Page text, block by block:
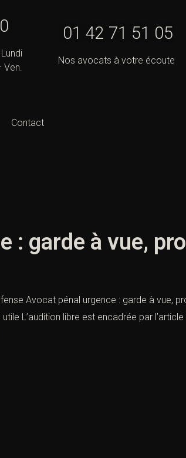
Ven.
01 42 71 51 05
Nos avocats à votre écoute
Contact
: garde à vue,
Avocat pénal urgence : garde à vue,
L’audition libre est encadrée par